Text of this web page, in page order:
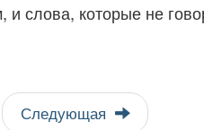
и слова, которые не
Следующая